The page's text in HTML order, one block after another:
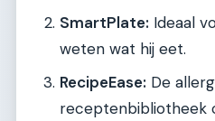
SmartPlate: Ideaal
weten wat hij eet.
RecipeEase: De
receptenbibliotheek